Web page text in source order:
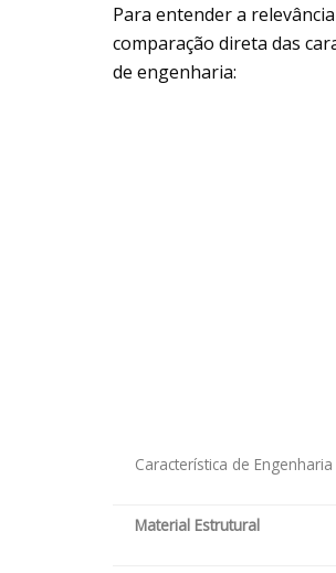
Para entender a
comparação direta das
de engenharia:
Característica de Engenharia
Material Estrutural